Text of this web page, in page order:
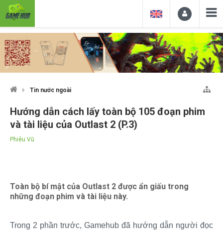
Tin nước ngoài
Hướng dẫn cách lấy toàn bộ 105 đoạn phim
và tài liệu của Outlast 2 (P.3)
Phiêu Vũ
Toàn bộ bí mật của Outlast 2 được ẩn giấu trong
những đoạn phim và tài liệu này.
Trong 2 phần trước, Gamehub đã hướng dẫn người đọc